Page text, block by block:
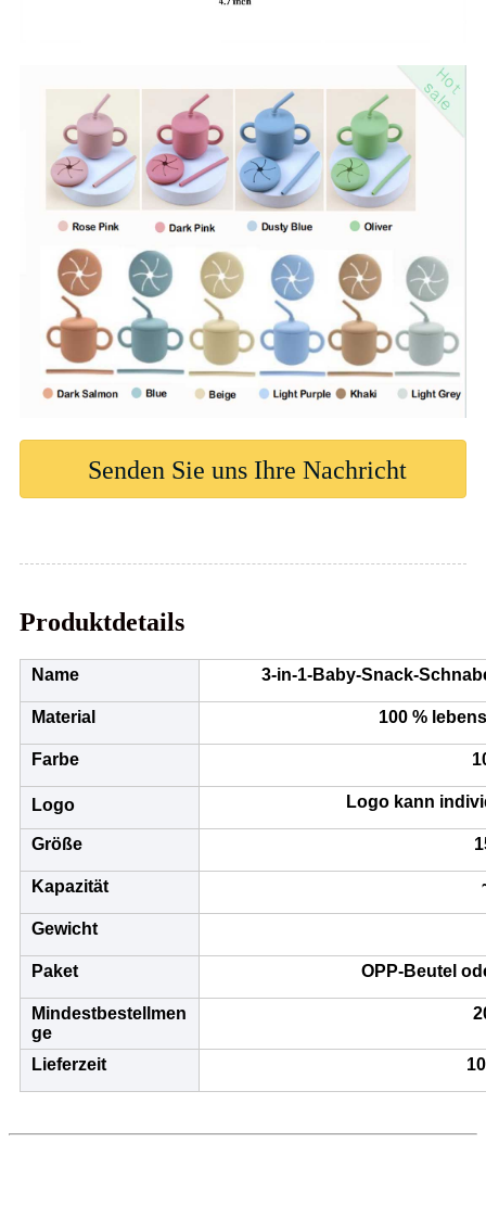
Senden Sie uns Ihre Nachricht
Produktdetails
Name 3-in-1-Baby-Snack-
Material 100 %
Farbe
Logo Logo kann
Größe
Kapazität
Gewicht
Paket OPP-Beutel
Mindestbestellmen
ge
Lieferzeit